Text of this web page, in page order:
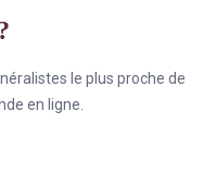
le plus proche de
en ligne.